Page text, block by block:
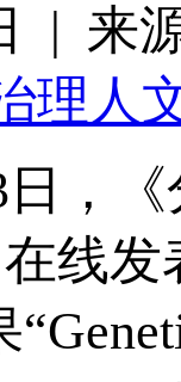
| 来
理 人
日，
在线